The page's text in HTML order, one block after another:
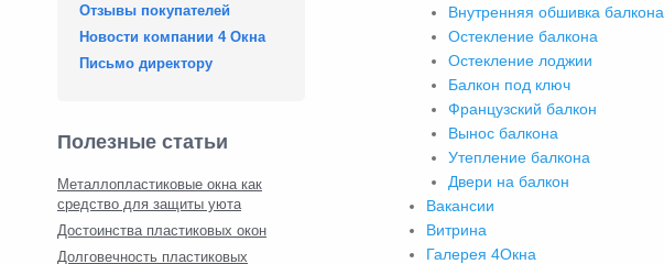
Отзывы покупателей
Новости компании 4 Окна
Письмо директору
Полезные статьи
Металлопластиковые окна как
средство для защиты уюта
Достоинства пластиковых окон
Долговечность пластиковых
Внутренняя обшивка балкона
Остекление балкона
Остекление лоджии
Балкон под ключ
Французский балкон
Вынос балкона
Утепление балкона
Двери на балкон
Вакансии
Витрина
Галерея 4Окна